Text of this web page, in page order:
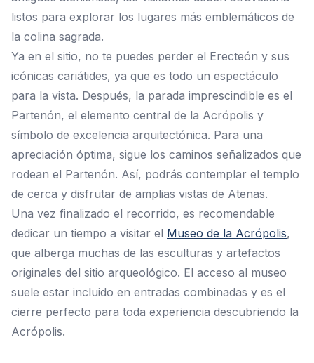
listos para explorar los lugares más emblemáticos de
la colina sagrada.
Ya en el sitio, no te puedes perder el Erecteón y sus
icónicas cariátides, ya que es todo un espectáculo
para la vista. Después, la parada imprescindible es el
Partenón, el elemento central de la Acrópolis y
símbolo de excelencia arquitectónica. Para una
apreciación óptima, sigue los caminos señalizados que
rodean el Partenón. Así, podrás contemplar el templo
de cerca y disfrutar de amplias vistas de Atenas.
Una vez finalizado el recorrido, es recomendable
dedicar un tiempo a visitar el Museo de la Acrópolis,
que alberga muchas de las esculturas y artefactos
originales del sitio arqueológico. El acceso al museo
suele estar incluido en entradas combinadas y es el
cierre perfecto para toda experiencia descubriendo la
Acrópolis.